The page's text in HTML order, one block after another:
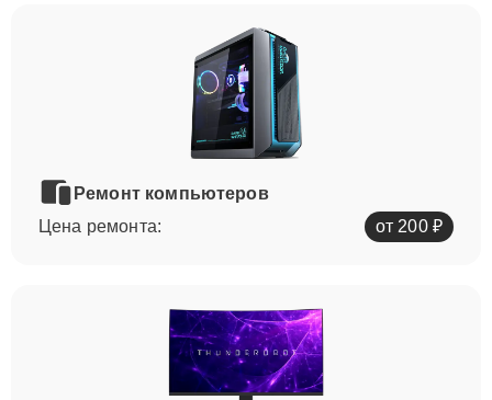
Ремонт компьютеров
Цена ремонта:
от 200 ₽